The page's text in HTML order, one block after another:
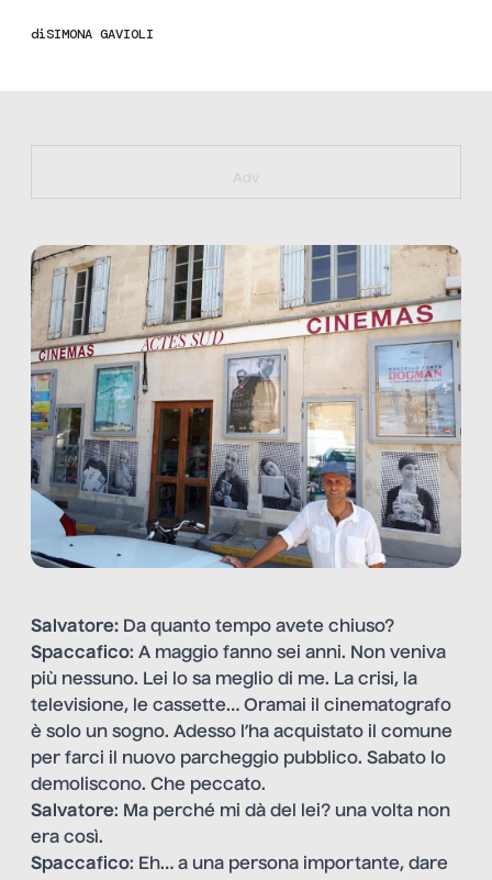
diSIMONA GAVIOLI
https://bit.ly/muster_aggiornamento
Adv
Salvatore: Da quanto tempo avete chiuso?
Spaccafico: A maggio fanno sei anni. Non veniva
più nessuno. Lei lo sa meglio di me. La crisi, la
televisione, le cassette… Oramai il cinematografo
è solo un sogno. Adesso l’ha acquistato il comune
per farci il nuovo parcheggio pubblico. Sabato lo
demoliscono. Che peccato.
Salvatore: Ma perché mi dà del lei? una volta non
era così.
Spaccafico: Eh… a una persona importante, dare